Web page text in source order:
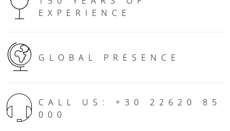
EXPERIENCE
GLOBAL PRESENCE
CALL US: +30 22620 85
000